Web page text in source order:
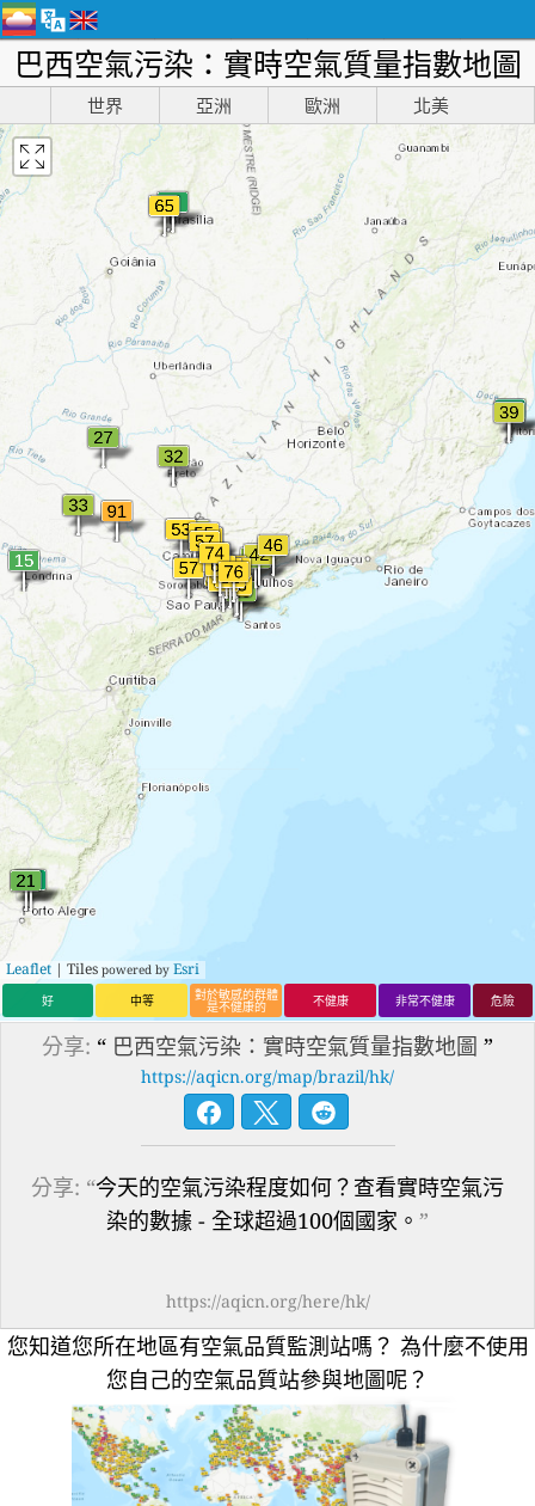
巴西空氣污染：實時空氣質量指數地圖
世界 亞洲 歐洲 北美
Leaflet | Tiles powered by Esri
好 中等 對於敏感的群體
是不健康的 不健康 非常不健康 危險
分享: “ 巴西空氣污染：實時空氣質量指數地圖 ”
https://aqicn.org/map/brazil/hk/
分享: “今天的空氣污染程度如何？查看實時空氣污
染的數據 - 全球超過100個國家。 ”
https://aqicn.org/here/hk/
您知道您所在地區有空氣品質監測站嗎？ 為什麼不使用
您自己的空氣品質站參與地圖呢？